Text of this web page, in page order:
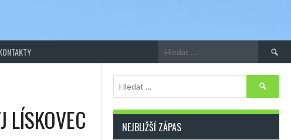
LÍSKOVEC
Vyhledávání
NEJBLIŽŠÍ ZÁPAS